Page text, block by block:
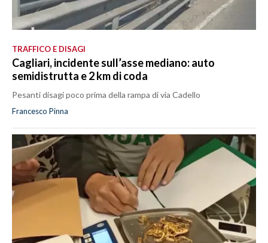
TRAFFICO E DISAGI
Cagliari, incidente sull’asse mediano: auto
semidistrutta e 2 km di coda
Pesanti disagi poco prima della rampa di via Cadello
Francesco Pinna